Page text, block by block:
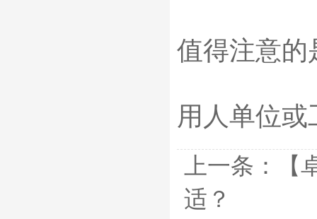
值得注意的
用人单位
上一条：
适？